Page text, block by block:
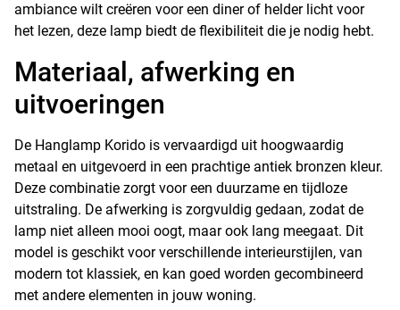
ambiance wilt creëren voor een diner of helder licht voor
het lezen, deze lamp biedt de flexibiliteit die je nodig hebt.
Materiaal, afwerking en
uitvoeringen
De Hanglamp Korido is vervaardigd uit hoogwaardig
metaal en uitgevoerd in een prachtige antiek bronzen kleur.
Deze combinatie zorgt voor een duurzame en tijdloze
uitstraling. De afwerking is zorgvuldig gedaan, zodat de
lamp niet alleen mooi oogt, maar ook lang meegaat. Dit
model is geschikt voor verschillende interieurstijlen, van
modern tot klassiek, en kan goed worden gecombineerd
met andere elementen in jouw woning.